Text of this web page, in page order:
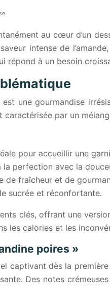
au cœur d’un
intense de
répond à un besoin
est une gourmandise
par un
pour accueillir une
la perfection avec la
de fraîcheur et de
sucrée et réconfortante.
clés, offrant une
les calories et les
poires »
captivant dès la
Des notes